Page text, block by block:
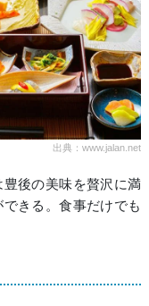
出典：www.jalan.net
後の美味を贅沢に満
きる。食事だけでも